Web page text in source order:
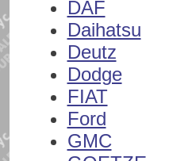
DAF
Daihatsu
Deutz
Dodge
FIAT
Ford
GMC